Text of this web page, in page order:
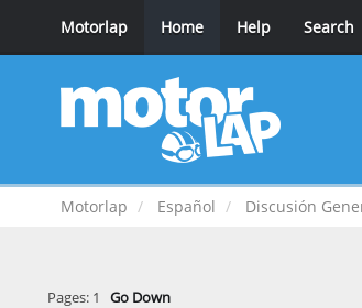
Motorlap Home Help Search
Motorlap Español Discusión
Pages: 1 Go Down